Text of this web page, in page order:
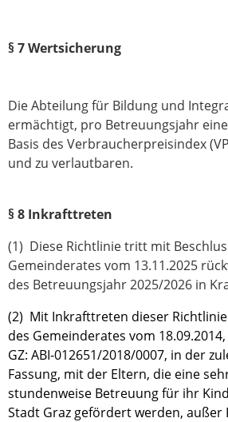
§ 7 Wertsicherung
Die Abteilung für Bildung und
ermächtigt, pro Betreuungsjahr
Basis des Verbraucherpreisindex
und zu verlautbaren.
§ 8 Inkrafttreten
(1) Diese Richtlinie tritt mit
Gemeinderates vom 13.11.2025
des Betreuungsjahr 2025/2026 in
(2) Mit Inkrafttreten dieser
des Gemeinderates vom 18.09.2014,
GZ: ABI-012651/2018/0007, in der
Fassung, mit der Eltern, die eine
stundenweise Betreuung für ihr
Stadt Graz gefördert werden, außer